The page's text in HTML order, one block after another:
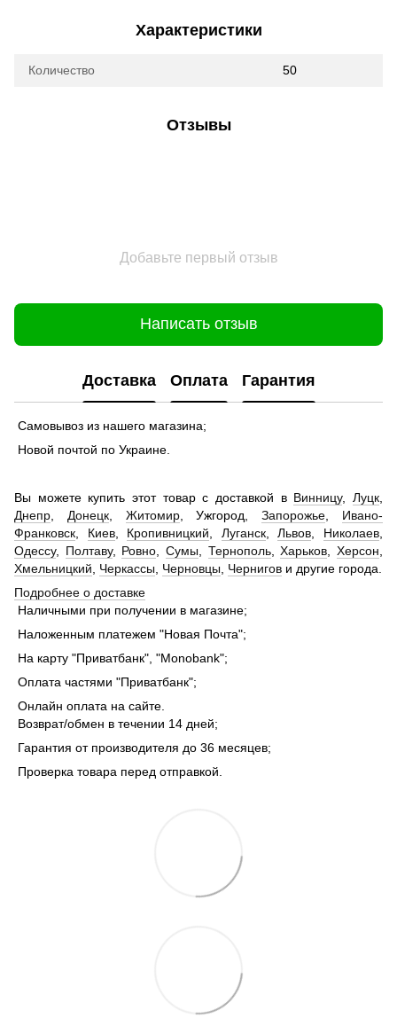
Характеристики
Количество 50
Отзывы
Добавьте первый отзыв
Написать отзыв
Доставка Оплата Гарантия
Самовывоз из нашего магазина;
Новой почтой по Украине.
Вы можете купить этот товар с доставкой в Винницу,Луцк
Днепр
Донецк, Житомир, Ужгород,Запорожье
Ивано-
Франковск
Киев, Кропивницкий Луганск,Львов Николаев
Одессу, Полтаву, Ровно ,Сумы Тернополь,Харьков ,Херсон
Хмельницкий
Черкассы Черновцы Чернигов и другие города.
Подробнее о доставке
Наличными при получении в магазине;
Наложенным платежем "Новая Почта";
На карту "Приватбанк", "Monobank";
Оплата частями "Приватбанк";
Онлайн оплата на сайте.
Возврат/обмен в течении 14 дней;
Гарантия от производителя до 36 месяцев;
Проверка товара перед отправкой.